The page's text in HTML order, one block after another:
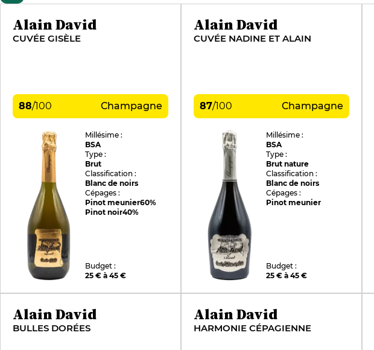
Alain David
CUVÉE GISÈLE
88/100 Champagne
Millésime :
BSA
Type :
Brut
Classification :
Blanc de noirs
Cépages :
Pinot meunier60%
Pinot noir40%
Budget :
25 € à 45 €
Alain David
CUVÉE NADINE ET ALAIN
87/100 Champagne
Millésime :
BSA
Type :
Brut nature
Classification :
Blanc de noirs
Cépages :
Pinot meunier
Budget :
25 € à 45 €
Alain David
BULLES DORÉES
Alain David
HARMONIE CÉPAGIENNE